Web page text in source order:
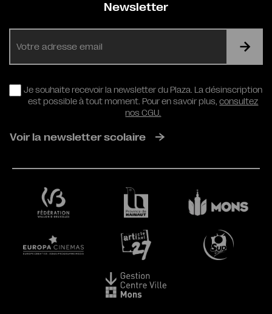
Newsletter
RGPD
Je souhaite recevoir la newsletter du Plaza. La désinscription
est possible à tout moment. Pour en savoir plus,consultez
nos CGU.
Voir la newsletter scolaire